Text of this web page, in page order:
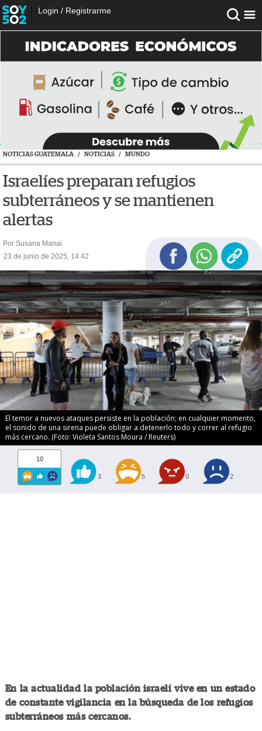
Login / Registrarme
NOTICIAS GUATEMALA / NOTICIAS / MUNDO
Israelíes preparan refugios
subterráneos y se mantienen
alertas
Por Susana Manai
23 de junio de 2025, 14:42
El temor a nuevos ataques persiste en la población; en cualquier momento,
el sonido de una sirena puede obligar a detenerlo todo y correr al refugio
más cercano. (Foto: Violeta Santos Moura / Reuters)
10
3 5 0 2
En la actualidad la población israelí vive en un estado
de constante vigilancia en la búsqueda de los refugios
subterráneos más cercanos.